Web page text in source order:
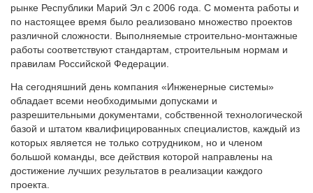
рынке Республики Марий Эл с 2006 года. С момента работы и
по настоящее время было реализовано множество проектов
различной сложности. Выполняемые строительно-монтажные
работы соответствуют стандартам, строительным нормам и
правилам Российской Федерации.
На сегодняшний день компания «Инженерные системы»
обладает всеми необходимыми допусками и
разрешительными документами, собственной технологической
базой и штатом квалифицированных специалистов, каждый из
которых является не только сотрудником, но и членом
большой команды, все действия которой направлены на
достижение лучших результатов в реализации каждого
проекта.